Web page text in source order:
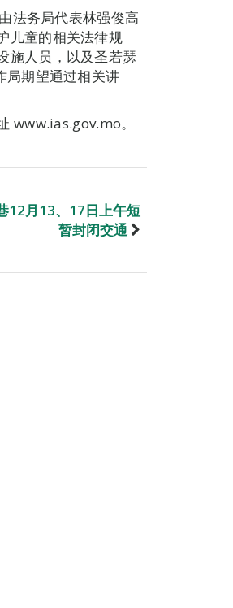
法务局代表林强俊高
儿童的相关法律规
施人员，以及圣若瑟
局期望通过相关讲
www.ias.gov.mo。
12月13、17日上午短
暂封闭交通